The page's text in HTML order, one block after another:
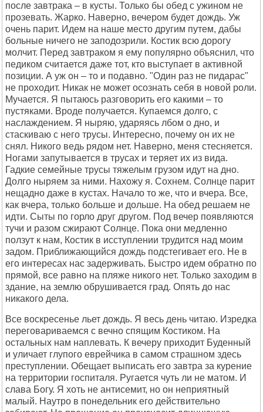
после завтрака – в кусты. Только бы обед с ужином не
прозевать. Жарко. Наверно, вечером будет дождь. Уж
очень парит. Идем на наше место другим путем, дабы
больные ничего не заподозрили. Костик всю дорогу
молчит. Перед завтраком я ему популярно объяснил, что
педиком считается даже тот, кто выступает в активной
позиции. А уж он – то и подавно. "Один раз не пидарас"
не проходит. Никак не может осознать себя в новой роли.
Мучается. Я пытаюсь разговорить его какими – то
пустяками. Вроде получается. Купаемся долго, с
наслаждением. Я ныряю, ударяясь лбом о дно, и
стаскиваю с него трусы. Интересно, почему он их не
снял. Никого ведь рядом нет. Наверно, меня стесняется.
Ногами запутывается в трусах и теряет их из вида.
Гадкие семейные трусы тяжелым грузом идут на дно.
Долго ныряем за ними. Нахожу я. Сохнем. Солнце парит
нещадно даже в кустах. Начало то же, что и вчера. Все,
как вчера, только больше и дольше. На обед решаем не
идти. Сыты по горло друг другом. Под вечер появляются
тучи и разом сжирают Солнце. Пока они медленно
ползут к нам, Костик в исступлении трудится над моим
задом. Приближающийся дождь подстегивает его. Не в
его интересах нас задерживать. Быстро идем обратно по
прямой, все равно на пляже никого нет. Только заходим в
здание, на землю обрушивается град. Опять до нас
никакого дела.
Все воскресенье льет дождь. Я весь день читаю. Изредка
переговариваемся с вечно спящим Костиком. На
остальных нам наплевать. К вечеру приходит Буденный
и уличает глупого еврейчика в самом страшном здесь
преступлении. Обещает выписать его завтра за курение
на территории госпиталя. Ругается чуть ли не матом. И
слава Богу. Я хоть не антисемит, но он неприятный
малый. Наутро в понедельник его действительно